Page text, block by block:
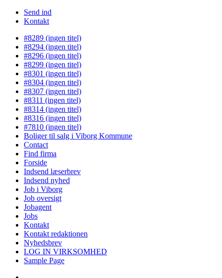
Send ind
Kontakt
#8289 (ingen titel)
#8294 (ingen titel)
#8296 (ingen titel)
#8299 (ingen titel)
#8301 (ingen titel)
#8304 (ingen titel)
#8307 (ingen titel)
#8311 (ingen titel)
#8314 (ingen titel)
#8316 (ingen titel)
#7810 (ingen titel)
Boliger til salg i Viborg Kommune
Contact
Find firma
Forside
Indsend læserbrev
Indsend nyhed
Job i Viborg
Job oversigt
Jobagent
Jobs
Kontakt
Kontakt redaktionen
Nyhedsbrev
LOG IN VIRKSOMHED
Sample Page